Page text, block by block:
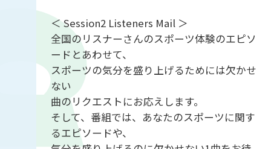
＜ Session2 Listeners Mail ＞
全国のリスナーさんのスポーツ体験のエピソ
ードとあわせて、
スポーツの気分を盛り上げるためには欠かせ
ない
曲のリクエストにお応えします。
そして、番組では、あなたのスポーツに関す
るエピソードや、